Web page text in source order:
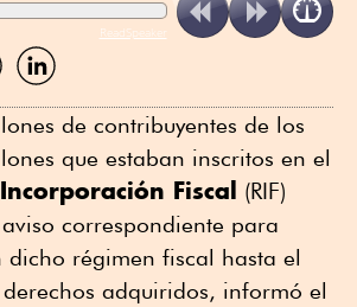
ReadSpeaker
Compartir
por
de contribuyentes de los
que estaban inscritos en el
Fiscal (RIF)
correspondiente para
dicho régimen fiscal hasta el
adquiridos, informó el